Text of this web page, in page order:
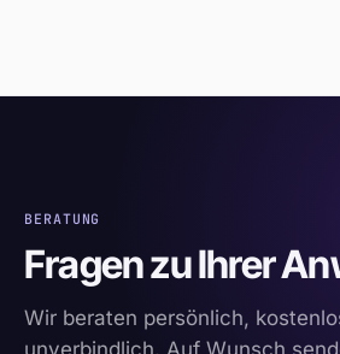
BERATUNG
Fragen zu Ihrer
Wir beraten persönlich,
unverbindlich. Auf Wunsch